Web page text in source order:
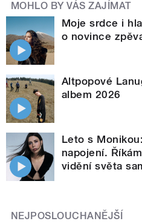
MOHLO BY VÁS ZAJÍMAT
Moje srdce i
o novince
Altpopové
albem 2026
Leto s
napojení.
vidění světa
NEJPOSLOUCHANĚJŠÍ